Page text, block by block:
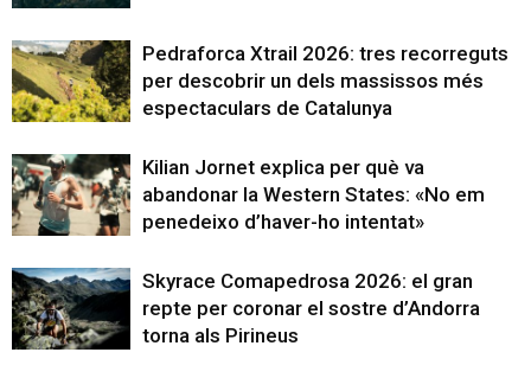
Pedraforca Xtrail 2026: tres recorreguts
per descobrir un dels massissos més
espectaculars de Catalunya
Kilian Jornet explica per què va
abandonar la Western States: «No em
penedeixo d’haver-ho intentat»
Skyrace Comapedrosa 2026: el gran
repte per coronar el sostre d’Andorra
torna als Pirineus